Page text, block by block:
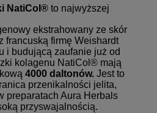
NatiCol® to najwyższej
ekstrahowany ze skór
francuską firmę Weishardt
i budującą zaufanie już od
kolagenu NatiCol® mają
4000 daltonów. Jest to
przenikalności jelita,
preparatach Aura Herbals
przyswajalnością.